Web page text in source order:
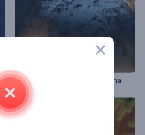
Abertura - Topo da Montanha